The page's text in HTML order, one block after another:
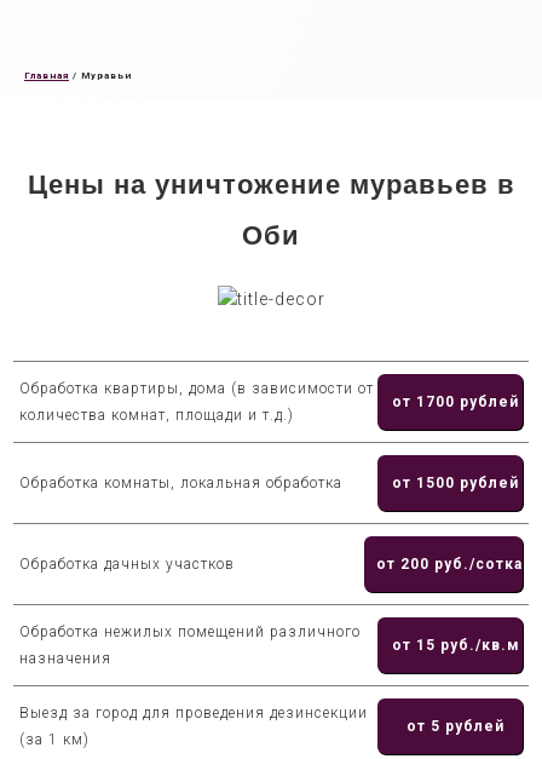
Главная / Муравьи
Цены на уничтожение муравьев в
Оби
Обработка квартиры, дома (в зависимости от
количества комнат, площади и т.д.)
от 1700 рублей
Обработка комнаты, локальная обработка от 1500 рублей
Обработка дачных участков от 200 руб./сотка
Обработка нежилых помещений различного
назначения
от 15 руб./кв.м
Выезд за город для проведения дезинсекции
(за 1 км)
от 5 рублей